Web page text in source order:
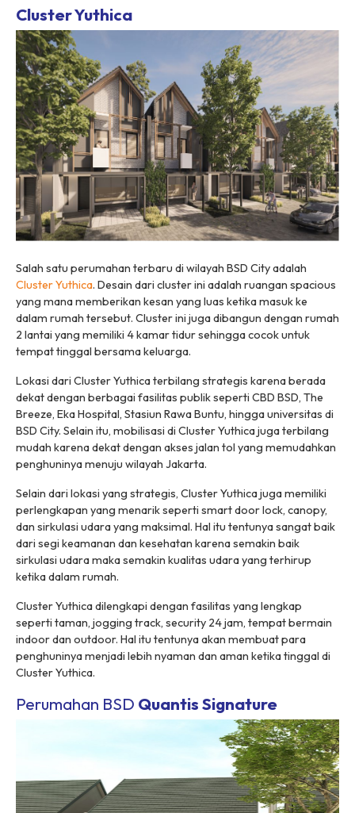
Cluster Yuthica
Salah satu perumahan terbaru di wilayah BSD City adalah
Cluster Yuthica. Desain dari cluster ini adalah ruangan spacious
yang mana memberikan kesan yang luas ketika masuk ke
dalam rumah tersebut. Cluster ini juga dibangun dengan rumah
2 lantai yang memiliki 4 kamar tidur sehingga cocok untuk
tempat tinggal bersama keluarga.
Lokasi dari Cluster Yuthica terbilang strategis karena berada
dekat dengan berbagai fasilitas publik seperti CBD BSD, The
Breeze, Eka Hospital, Stasiun Rawa Buntu, hingga universitas di
BSD City. Selain itu, mobilisasi di Cluster Yuthica juga terbilang
mudah karena dekat dengan akses jalan tol yang memudahkan
penghuninya menuju wilayah Jakarta.
Selain dari lokasi yang strategis, Cluster Yuthica juga memiliki
perlengkapan yang menarik seperti smart door lock, canopy,
dan sirkulasi udara yang maksimal. Hal itu tentunya sangat baik
dari segi keamanan dan kesehatan karena semakin baik
sirkulasi udara maka semakin kualitas udara yang terhirup
ketika dalam rumah.
Cluster Yuthica dilengkapi dengan fasilitas yang lengkap
seperti taman, jogging track, security 24 jam, tempat bermain
indoor dan outdoor. Hal itu tentunya akan membuat para
penghuninya menjadi lebih nyaman dan aman ketika tinggal di
Cluster Yuthica.
Perumahan BSD Quantis Signature